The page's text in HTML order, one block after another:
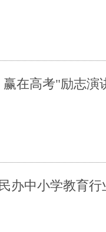
在高考"励志演
办中小学教育